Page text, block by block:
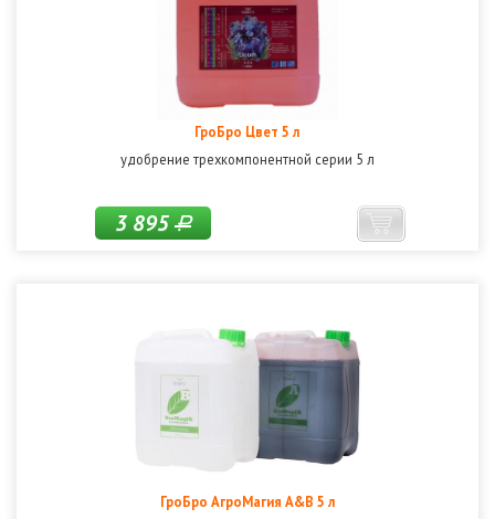
ГроБро Цвет 5 л
удобрение трехкомпонентной серии 5 л
3 895Р
ГроБро АгроМагия A&B 5 л